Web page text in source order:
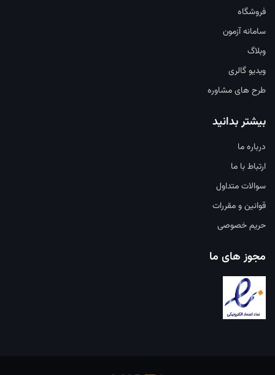
فروشگاه
سامانه آزمون
وبلاگ
ویدیو گالری
طرح های مشاوره
بیشتر بدانید
درباره ما
ارتباط با ما
سوالات متداول
قوانین و مقررات
حریم خصوصی
مجوز های ما